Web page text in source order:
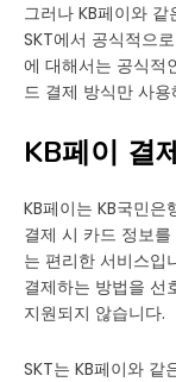
그러나 KB페이와
SKT에서 공식적으
에 대해서는 공식적
드 결제 방식만 사
KB페이 결
KB페이는 KB국민
결제 시 카드 정보
는 편리한 서비스입
결제하는 방법을 선
지원되지 않습니다.
SKT는 KB페이와 같